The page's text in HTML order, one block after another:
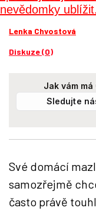
Lenka Chvostová
Diskuze (0)
Jak vám
Sledujte
Své domácí
samozřejmě
často právě